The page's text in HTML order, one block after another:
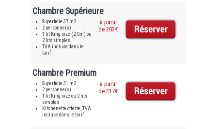
Chambre Supérieure
Superficie 37 m2
2 personne(s)
1 lit King size (2.0m) ou
2 lits simples
TVA incluse dans le
tarif
à partir
de 203€
Chambre Premium
Superficie 31 m2
2 personne(s)
1 lit King size ou 2 lits
simples
Kitchenette offerte, TVA
incluse dans le tarif
à partir
de 217€